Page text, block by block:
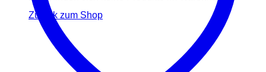
Zurück zum Shop